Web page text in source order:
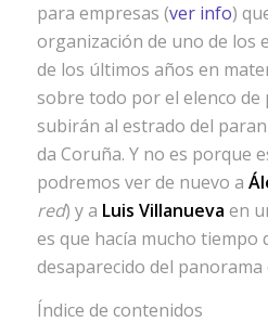
para empresas (ver info)
organización de uno de los
de los últimos años en
sobre todo por el elenco
subirán al estrado del
da Coruña. Y no es porque
podremos ver de nuevo a
red) y a Luis Villanueva en
es que hacía mucho tiempo
desaparecido del
Índice de contenidos